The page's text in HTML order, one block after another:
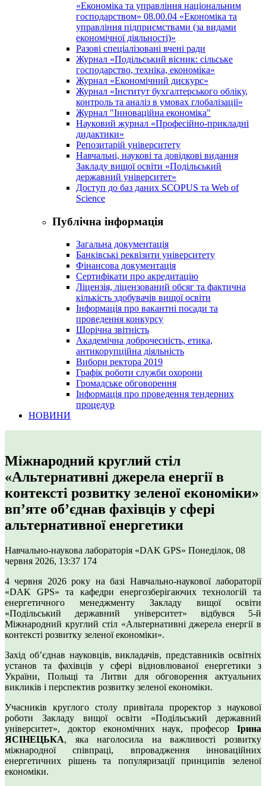
«Економіка та управління національним
господарством» 08.00.04 «Економіка та
управління підприємствами (за видами
економічної діяльності)»
Разові спеціалізовані вчені ради
Журнал «Подільський вісник: сільське
господарство, техніка, економіка»
Журнал «Економічний дискурс»
Журнал «Інститут бухгалтерського обліку,
контроль та аналіз в умовах глобалізації»
Журнал "Інноваційна економіка"
Науковий журнал «Професійно-прикладні
дидактики»
Репозитарій університету
Навчальні, наукові та довідкові видання
Закладу вищої освіти «Подільський
державний університет»
Доступ до баз даних SCOPUS та Web of
Science
Публічна інформація
Загальна документація
Банківські реквізити університету
Фінансова документація
Сертифікати про акредитацію
Ліцензія, ліцензований обсяг та фактична
кількість здобувачів вищої освіти
Інформація про вакантні посади та
проведення конкурсу
Щорічна звітність
Академічна доброчесність, етика,
антикорупційна діяльність
Вибори ректора 2019
Графік роботи служби охорони
Громадське обговорення
Інформація про проведення тендерних
процедур
НОВИНИ
Міжнародний круглий стіл
«Альтернативні джерела енергії в
контексті розвитку зеленої економіки»
вп’яте об’єднав фахівців у сфері
альтернативної енергетики
Навчально-наукова лабораторія «DAK GPS» Понеділок, 08
червня 2026, 13:37 174
4 червня 2026 року на базі Навчально-наукової лабораторії
«DAK GPS» та кафедри енергозберігаючих технологій та
енергетичного менеджменту Закладу вищої освіти
«Подільський державний університет» відбувся 5-й
Міжнародний круглий стіл «Альтернативні джерела енергії в
контексті розвитку зеленої економіки».
Захід об’єднав науковців, викладачів, представників освітніх
установ та фахівців у сфері відновлюваної енергетики з
України, Польщі та Литви для обговорення актуальних
викликів і перспектив розвитку зеленої економіки.
Учасників круглого столу привітала проректор з наукової
роботи Закладу вищої освіти «Подільський державний
університет», доктор економічних наук, професор Ірина
ЯСІНЕЦЬКА, яка наголосила на важливості розвитку
міжнародної співпраці, впровадження інноваційних
енергетичних рішень та популяризації принципів зеленої
економіки.